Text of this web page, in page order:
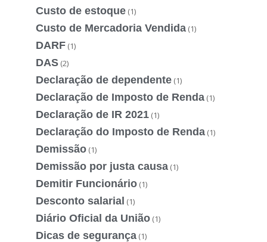
Custo de estoque (1)
Custo de Mercadoria Vendida (1)
DARF (1)
DAS (2)
Declaração de dependente (1)
Declaração de Imposto de Renda (1)
Declaração de IR 2021 (1)
Declaração do Imposto de Renda (1)
Demissão (1)
Demissão por justa causa (1)
Demitir Funcionário (1)
Desconto salarial (1)
Diário Oficial da União (1)
Dicas de segurança (1)